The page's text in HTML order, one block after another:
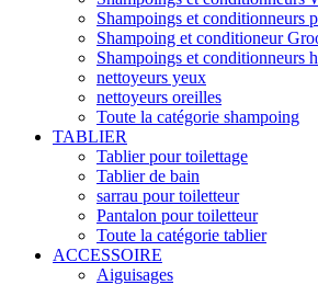
Shampoings et conditionneurs
Shampoing et conditioneur
Shampoings et conditionneurs
nettoyeurs yeux
nettoyeurs oreilles
Toute la catégorie shampoing
TABLIER
Tablier pour toilettage
Tablier de bain
sarrau pour toiletteur
Pantalon pour toiletteur
Toute la catégorie tablier
ACCESSOIRE
Aiguisages